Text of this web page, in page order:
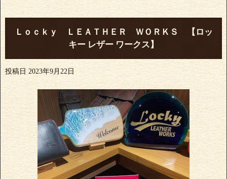
Ｌｏｃｋｙ ＬＥＡＴＨＥＲ ＷＯＲＫＳ 【ロッ
キー レザー ワークス】
投稿日 2023年9月22日